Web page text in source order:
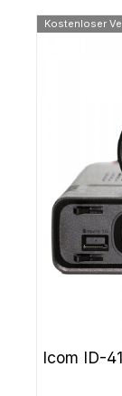
Kostenloser
Icom ID-